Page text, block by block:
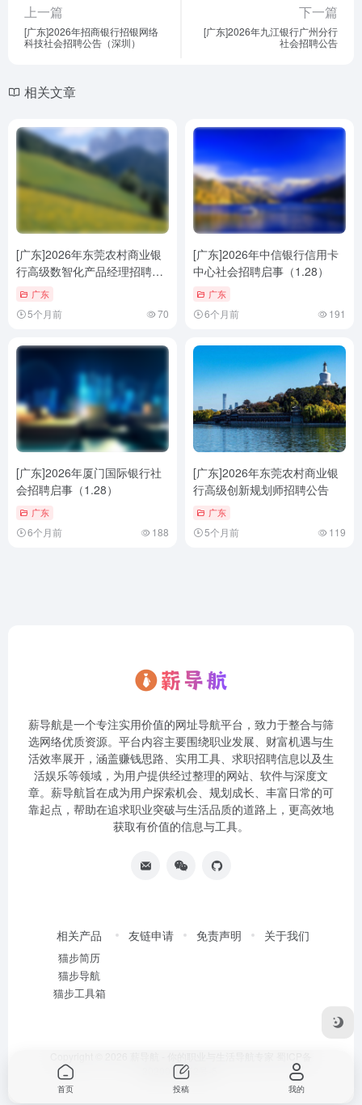
上一篇
[广东]2026年招商银行招银网络
科技社会招聘公告（深圳）
下一篇
[广东]2026年九江银行广州分行
社会招聘公告
相关文章
[广东]2026年东莞农村商业银
行高级数智化产品经理招聘公
告 广东
5个月前 70
[广东]2026年中信银行信用卡
中心社会招聘启事（1.28）
广东
6个月前 191
[广东]2026年厦门国际银行社
会招聘启事（1.28）
广东
6个月前 188
[广东]2026年东莞农村商业银
行高级创新规划师招聘公告
广东
5个月前 119
薪导航是一个专注实用价值的网址导航平台，致力于整合与筛
选网络优质资源。平台内容主要围绕职业发展、财富机遇与生
活效率展开，涵盖赚钱思路、实用工具、求职招聘信息以及生
活娱乐等领域，为用户提供经过整理的网站、软件与深度文
章。薪导航旨在成为用户探索机会、规划成长、丰富日常的可
靠起点，帮助在追求职业突破与生活品质的道路上，更高效地
获取有价值的信息与工具。
相关产品
猫步简历
猫步导航
猫步工具箱
友链申请 免责声明 关于我们
2020034752号-5
首页 投稿 我的